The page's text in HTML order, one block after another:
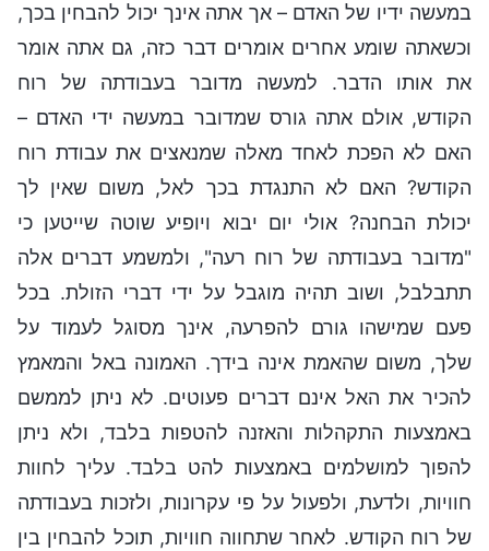
במעשה ידיו של האדם – אך אתה אינך יכול להבחין בכך,
וכשאתה שומע אחרים אומרים דבר כזה, גם אתה אומר
את אותו הדבר. למעשה מדובר בעבודתה של רוח
הקודש, אולם אתה גורס שמדובר במעשה ידי האדם –
האם לא הפכת לאחד מאלה שמנאצים את עבודת רוח
הקודש? האם לא התנגדת בכך לאל, משום שאין לך
יכולת הבחנה? אולי יום יבוא ויופיע שוטה שייטען כי
"מדובר בעבודתה של רוח רעה", ולמשמע דברים אלה
תתבלבל, ושוב תהיה מוגבל על ידי דברי הזולת. בכל
פעם שמישהו גורם להפרעה, אינך מסוגל לעמוד על
שלך, משום שהאמת אינה בידך. האמונה באל והמאמץ
להכיר את האל אינם דברים פעוטים. לא ניתן לממשם
באמצעות התקהלות והאזנה להטפות בלבד, ולא ניתן
להפוך למושלמים באמצעות להט בלבד. עליך לחוות
חוויות, ולדעת, ולפעול על פי עקרונות, ולזכות בעבודתה
של רוח הקודש. לאחר שתחווה חוויות, תוכל להבחין בין